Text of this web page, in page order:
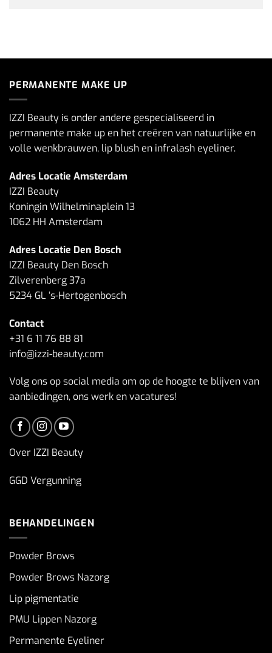
PERMANENTE MAKE UP
IZZI Beauty is onder andere gespecialiseerd in
permanente make up en het creëren van natuurlijke en
volle wenkbrauwen, lip blush en infralash eyeliner.
Adres Locatie Amsterdam
IZZI Beauty
Koningin Wilhelminaplein 13
1062 HH Amsterdam
Adres Locatie Den Bosch
IZZI Beauty Den Bosch
Zilverenberg 37a
5234 GL ‘s-Hertogenbosch
Contact
+31 6 11 76 88 81
info@izzi-beauty.com
Volg ons op social media om op de hoogte te blijven van
aanbiedingen, ons werk en vacatures!
Over IZZI Beauty
GGD Vergunning
BEHANDELINGEN
Powder Brows
Powder Brows Nazorg
Lip pigmentatie
PMU Lippen Nazorg
Permanente Eyeliner